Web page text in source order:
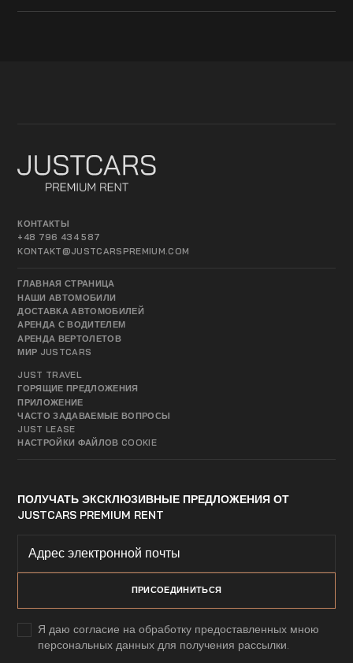
КОНТАКТЫ
+48 796 434 587
KONTAKT@JUSTCARSPREMIUM.COM
ГЛАВНАЯ СТРАНИЦА
НАШИ АВТОМОБИЛИ
ДОСТАВКА АВТОМОБИЛЕЙ
АРЕНДА С ВОДИТЕЛЕМ
АРЕНДА ВЕРТОЛЕТОВ
МИР JUSTCARS
JUST TRAVEL
ГОРЯЩИЕ ПРЕДЛОЖЕНИЯ
ПРИЛОЖЕНИЕ
ЧАСТО ЗАДАВАЕМЫЕ ВОПРОСЫ
JUST LEASE
НАСТРОЙКИ ФАЙЛОВ COOKIE
ПОЛУЧАТЬ ЭКСКЛЮЗИВНЫЕ ПРЕДЛОЖЕНИЯ ОТ
JUSTCARS PREMIUM RENT
Я даю согласие на обработку предоставленных мною
персональных данных для получения рассылки.